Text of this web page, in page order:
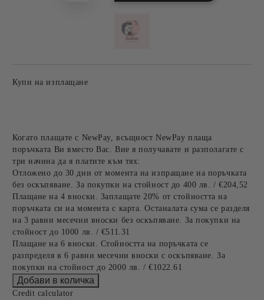
Купи на изплащане
Когато плащате с NewPay, всъщност NewPay плаща
поръчката Ви вместо Вас. Вие я получавате и разполагате с
три начина да я платите към тях:
Отложено до 30 дни от момента на изпращане на поръчката
без оскъпяване. За покупки на стойност до 400 лв. / €204,52
Плащане на 4 вноски. Заплащате 20% от стойността на
поръчката си на момента с карта. Останалата сума се разделя
на 3 равни месечни вноски без оскъпяване. За покупки на
стойност до 1000 лв. / €511.31
Плащане на 6 вноски. Стойността на поръчката се
разпределя в 6 равни месечни вноски с оскъпяване. За
покупки на стойност до 2000 лв. / €1022.61
Credit calculator